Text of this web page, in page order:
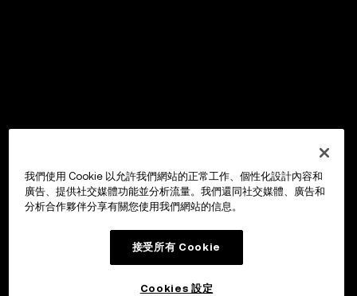
我們使用 Cookie 以允許我們網站的正常工作、個性化設計內容和
廣告、提供社交媒體功能並分析流量。我們還同社交媒體、廣告和
分析合作夥伴分享有關您使用我們網站的信息。
接受所有 Cookie
Cookies 設定